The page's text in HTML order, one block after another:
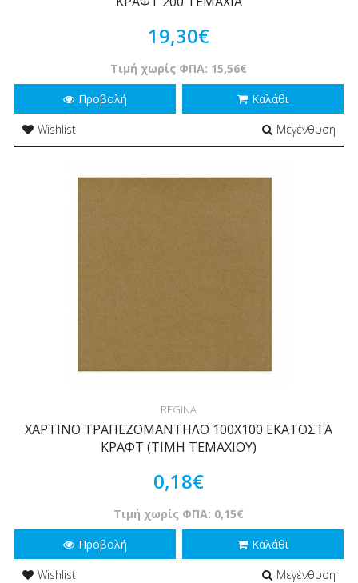
19,30€
Τιμή χωρίς ΦΠΑ: 15,56€
Προβολή
Καλάθι
Wishlist
Μεγένθυση
REGINA
ΧΑΡΤΙΝΟ ΤΡΑΠΕΖΟΜΑΝΤΗΛΟ 100Χ100 ΕΚΑΤΟΣΤΑ
ΚΡΑΦΤ (ΤΙΜΗ ΤΕΜΑΧΙΟΥ)
0,18€
Τιμή χωρίς ΦΠΑ: 0,15€
Προβολή
Καλάθι
Wishlist
Μεγένθυση